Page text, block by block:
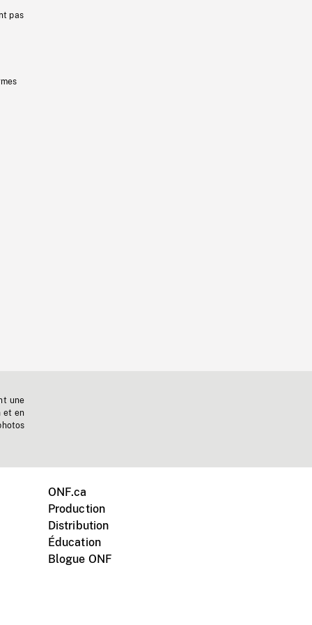
pas
une
et en
ONF.ca
Production
Distribution
Éducation
Blogue ONF